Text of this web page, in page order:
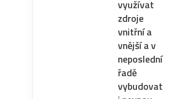
využívat
zdroje
vnitřní a
vnější a v
neposlední
řadě
vybudovat